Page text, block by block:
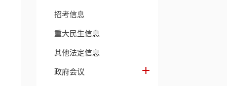
招考信息
重大民生信息
其他法定信息
政府会议